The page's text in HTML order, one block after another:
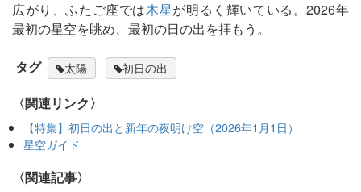
広がり、ふたご座では木星が明るく輝いている。2026年
最初の星空を眺め、最初の日の出を拝もう。
タグ 太陽 初日の出
〈関連リンク〉
【特集】初日の出と新年の夜明け空（2026年1月1日）
星空ガイド
関連記事